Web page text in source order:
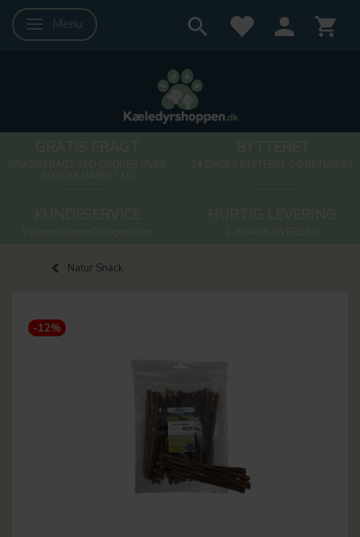
Skifte navigation
Menu
Natur Snack
-12%